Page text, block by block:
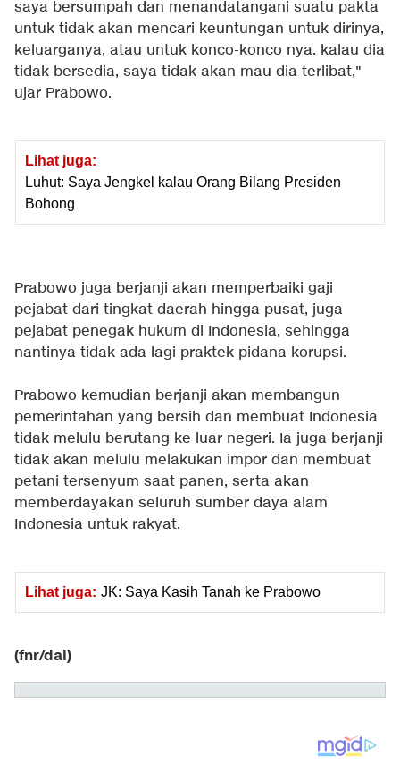
saya bersumpah dan menandatangani suatu pakta
untuk tidak akan mencari keuntungan untuk dirinya,
keluarganya, atau untuk konco-konco nya. kalau dia
tidak bersedia, saya tidak akan mau dia terlibat,"
ujar Prabowo.
Lihat juga:
Luhut: Saya Jengkel kalau Orang Bilang Presiden
Bohong
Prabowo juga berjanji akan memperbaiki gaji
pejabat dari tingkat daerah hingga pusat, juga
pejabat penegak hukum di Indonesia, sehingga
nantinya tidak ada lagi praktek pidana korupsi.
Prabowo kemudian berjanji akan membangun
pemerintahan yang bersih dan membuat Indonesia
tidak melulu berutang ke luar negeri. Ia juga berjanji
tidak akan melulu melakukan impor dan membuat
petani tersenyum saat panen, serta akan
memberdayakan seluruh sumber daya alam
Indonesia untuk rakyat.
Lihat juga: JK: Saya Kasih Tanah ke Prabowo
(fnr/dal)